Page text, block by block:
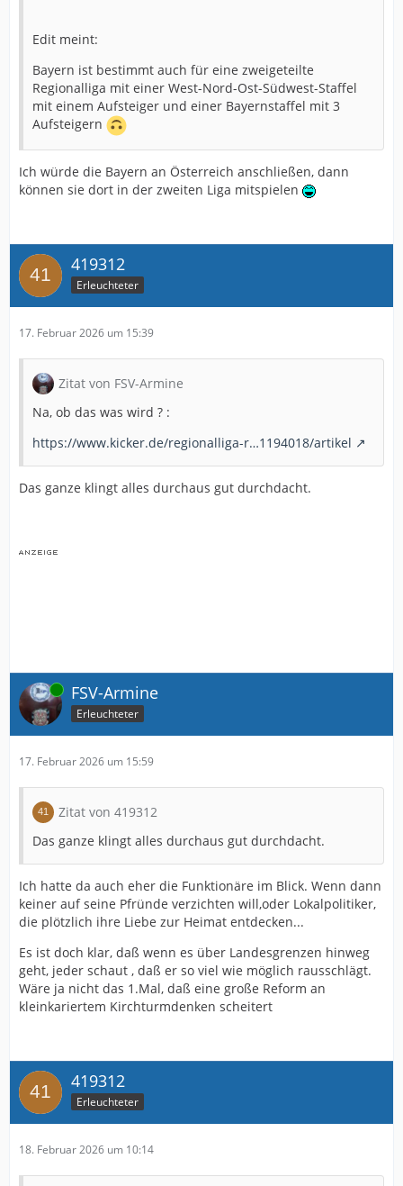
Edit meint:
Bayern ist bestimmt auch für eine zweigeteilte
Regionalliga mit einer West-Nord-Ost-Südwest-Staffel
mit einem Aufsteiger und einer Bayernstaffel mit 3
Aufsteigern
Ich würde die Bayern an Österreich anschließen, dann
können sie dort in der zweiten Liga mitspielen
419312
Erleuchteter
17. Februar 2026 um 15:39
Zitat von FSV-Armine
Na, ob das was wird ? :
https://www.kicker.de/regionalliga-r…1194018/artikel
Das ganze klingt alles durchaus gut durchdacht.
Online FSV-Armine
Erleuchteter
17. Februar 2026 um 15:59
Zitat von 419312
Das ganze klingt alles durchaus gut durchdacht.
Ich hatte da auch eher die Funktionäre im Blick. Wenn dann
keiner auf seine Pfründe verzichten will,oder Lokalpolitiker,
die plötzlich ihre Liebe zur Heimat entdecken...
Es ist doch klar, daß wenn es über Landesgrenzen hinweg
geht, jeder schaut , daß er so viel wie möglich rausschlägt.
Wäre ja nicht das 1.Mal, daß eine große Reform an
kleinkariertem Kirchturmdenken scheitert
419312
Erleuchteter
18. Februar 2026 um 10:14